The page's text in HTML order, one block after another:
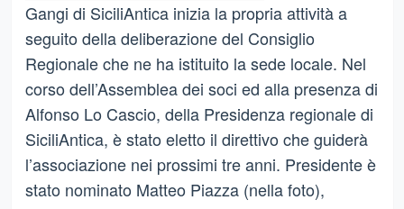
Gangi di SiciliAntica inizia la propria attività a
seguito della deliberazione del Consiglio
Regionale che ne ha istituito la sede locale. Nel
corso dell’Assemblea dei soci ed alla presenza di
Alfonso Lo Cascio, della Presidenza regionale di
SiciliAntica, è stato eletto il direttivo che guiderà
l’associazione nei prossimi tre anni. Presidente è
stato nominato Matteo Piazza (nella foto),